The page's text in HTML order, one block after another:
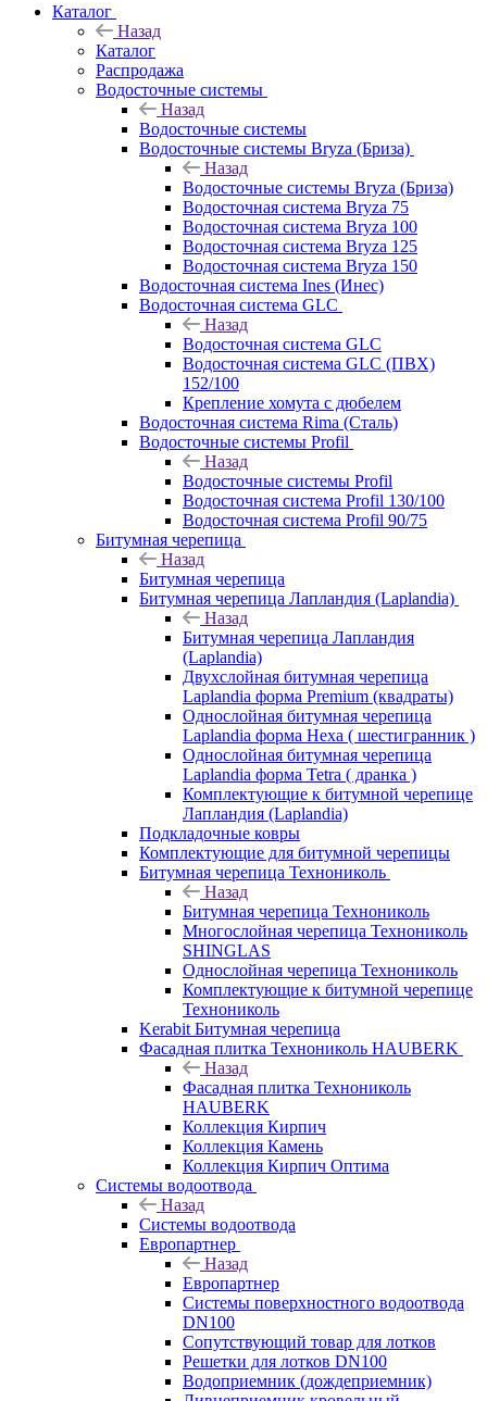
Каталог
Назад
Каталог
Распродажа
Водосточные системы
Назад
Водосточные системы
Водосточные системы Bryza (Бриза)
Назад
Водосточные системы Bryza (Бриза)
Водосточная система Bryza 75
Водосточная система Bryza 100
Водосточная система Bryza 125
Водосточная система Bryza 150
Водосточная система Ines (Инес)
Водосточная система GLC
Назад
Водосточная система GLC
Водосточная система GLC (ПВХ)
152/100
Крепление хомута с дюбелем
Водосточная система Rima (Сталь)
Водосточные системы Profil
Назад
Водосточные системы Profil
Водосточная система Profil 130/100
Водосточная система Profil 90/75
Битумная черепица
Назад
Битумная черепица
Битумная черепица Лапландия (Laplandia)
Назад
Битумная черепица Лапландия
(Laplandia)
Двухслойная битумная черепица
Laplandia форма Premium (квадраты)
Однослойная битумная черепица
Laplandia форма Hexa ( шестигранник )
Однослойная битумная черепица
Laplandia форма Tetra ( дранка )
Комплектующие к битумной черепице
Лапландия (Laplandia)
Подкладочные ковры
Комплектующие для битумной черепицы
Битумная черепица Технониколь
Назад
Битумная черепица Технониколь
Многослойная черепица Технониколь
SHINGLAS
Однослойная черепица Технониколь
Комплектующие к битумной черепице
Технониколь
Kerabit Битумная черепица
Фасадная плитка Технониколь HAUBERK
Назад
Фасадная плитка Технониколь
HAUBERK
Кол​лекция Кирпич
Кол​лекция Камень
Коллекция Кирпич Оптима
Системы водоотвода
Назад
Системы водоотвода
Европартнер
Назад
Европартнер
Системы поверхностного водоотвода
DN100
Сопутствующий товар для лотков
Решетки для лотков DN100
Водоприемник (дождеприемник)